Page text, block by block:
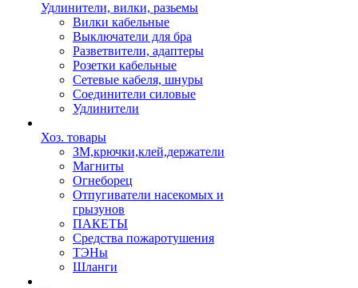
Удлинители, вилки, разьемы
Вилки кабельные
Выключатели для бра
Разветвители, адаптеры
Розетки кабельные
Сетевые кабеля, шнуры
Соединители силовые
Удлинители
Хоз. товары
ЗМ,крючки,клей,держатели
Магниты
Огнеборец
Отпугиватели насекомых и
грызунов
ПАКЕТЫ
Средства пожаротушения
ТЭНы
Шланги